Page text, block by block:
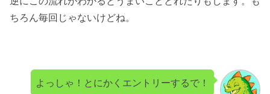
ちろん毎回じゃないけどね。
よっしゃ！とにかくエントリーするで！